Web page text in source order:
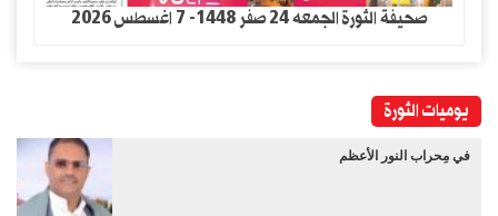
صحيفة الثورة الجمعه 24 صفر 1448- 7 اغسطس 2026
يوميات الثورة
في مِحراب النور الأعظم